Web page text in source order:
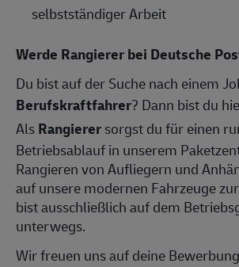
selbstständiger Arbeit
Werde Rangierer bei Deutsche
Du bist auf der Suche nach einem
Berufskraftfahrer? Dann bist du
AlsRangierersorgst du für einen
Betriebsablauf in unserem
Rangieren von Aufliegern und
auf unsere modernen Fahrzeuge
bist ausschließlich auf dem
unterwegs.
Wir freuen uns auf deine